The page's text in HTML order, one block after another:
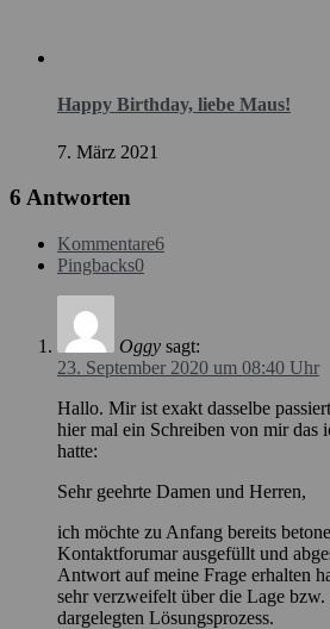
Happy Birthday, liebe Maus!
7. März 2021
6 Antworten
Kommentare6
Pingbacks0
Oggy sagt:
23. September 2020 um 08:40 Uhr
Hallo. Mir ist exakt dasselbe
hier mal ein Schreiben von mir das
hatte:
Sehr geehrte Damen und Herren,
ich möchte zu Anfang bereits
Kontaktforumar ausgefüllt und
Antwort auf meine Frage erhalten
sehr verzweifelt über die Lage
dargelegten Lösungsprozess.